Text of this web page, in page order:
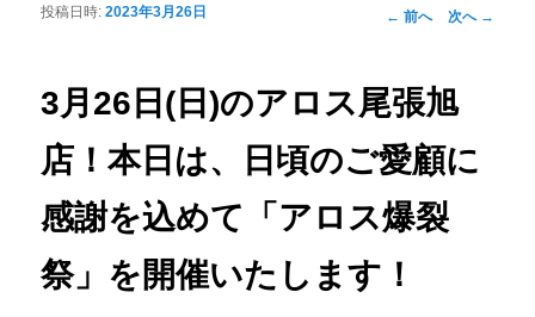
投稿ナビゲーシ
← 前へ 次へ →
3月26日(日)のアロス尾張旭
店！本日は、日頃のご愛顧に
感謝を込めて「アロス爆裂
祭」を開催いたします！
投稿日時:2023年3月26日